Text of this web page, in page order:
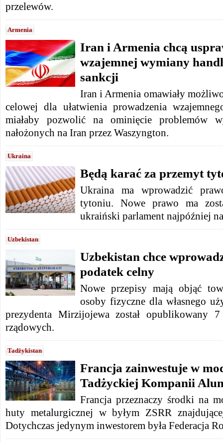
przelewów.
Armenia
Iran i Armenia chcą
wzajemnej wymiany
sankcji
Iran i Armenia omawiały
celowej dla ułatwienia prowadzenia
miałaby pozwolić na ominięcie problemów
nałożonych na Iran przez Waszyngton.
Ukraina
Będą karać za przemyt
Ukraina ma wprowadzić
tytoniu. Nowe prawo ma
ukraiński parlament najpóźniej
Uzbekistan
Uzbekistan chce
podatek celny
Nowe przepisy mają objąć
osoby fizyczne dla własnego
prezydenta Mirzijojewa został opublikowany
rządowych.
Tadżykistan
Francja zainwestuje w
Tadżyckiej Kompanii
Francja przeznaczy środki na
huty metalurgicznej w byłym ZSRR
Dotychczas jedynym inwestorem była Federacja